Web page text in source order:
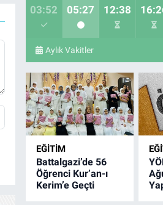
03:52 05:27 12:38
Aylık Vakitler
EĞITIM
Battalgazi’de 56
Öğrenci Kur’an-ı
Kerim’e Geçti